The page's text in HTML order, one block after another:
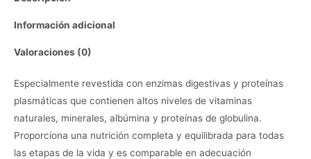
Información adicional
Valoraciones (0)
Especialmente revestida con enzimas digestivas y proteínas
plasmáticas que contienen altos niveles de vitaminas
naturales, minerales, albúmina y proteínas de globulina.
Proporciona una nutrición completa y equilibrada para todas
las etapas de la vida y es comparable en adecuación